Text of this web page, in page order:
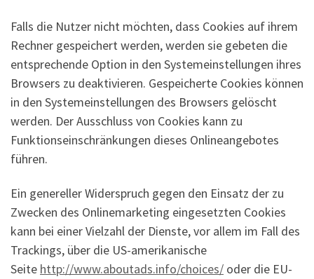
Falls die Nutzer nicht möchten, dass Cookies auf ihrem
Rechner gespeichert werden, werden sie gebeten die
entsprechende Option in den Systemeinstellungen ihres
Browsers zu deaktivieren. Gespeicherte Cookies können
in den Systemeinstellungen des Browsers gelöscht
werden. Der Ausschluss von Cookies kann zu
Funktionseinschränkungen dieses Onlineangebotes
führen.
Ein genereller Widerspruch gegen den Einsatz der zu
Zwecken des Onlinemarketing eingesetzten Cookies
kann bei einer Vielzahl der Dienste, vor allem im Fall des
Trackings, über die US-amerikanische
Seite http://www.aboutads.info/choices/ oder die EU-